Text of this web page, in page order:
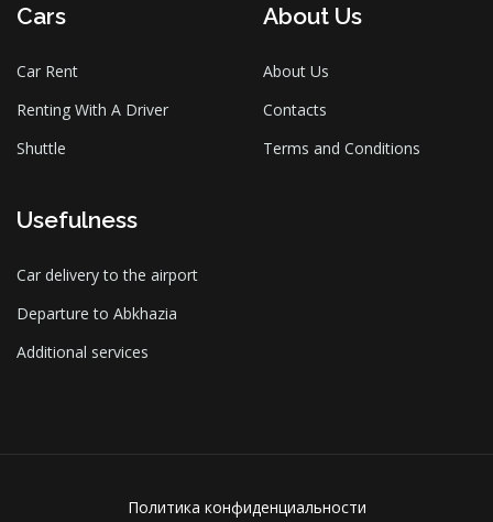
Cars
Car Rent
Renting With A Driver
Shuttle
About Us
About Us
Contacts
Terms and Conditions
Usefulness
Car delivery to the airport
Departure to Abkhazia
Additional services
Политика конфиденциальности